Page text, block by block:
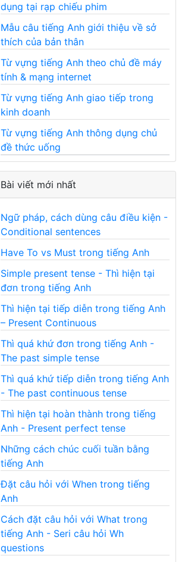
dụng tại rạp chiếu phim
Mẫu câu tiếng Anh giới thiệu về sở
thích của bản thân
Từ vựng tiếng Anh theo chủ đề máy
tính & mạng internet
Từ vựng tiếng Anh giao tiếp trong
kinh doanh
Từ vựng tiếng Anh thông dụng chủ
đề thức uống
Bài viết mới nhất
Ngữ pháp, cách dùng câu điều kiện -
Conditional sentences
Have To vs Must trong tiếng Anh
Simple present tense - Thì hiện tại
đơn trong tiếng Anh
Thì hiện tại tiếp diễn trong tiếng Anh
– Present Continuous
Thì quá khứ đơn trong tiếng Anh -
The past simple tense
Thì quá khứ tiếp diễn trong tiếng Anh
- The past continuous tense
Thì hiện tại hoàn thành trong tiếng
Anh - Present perfect tense
Những cách chúc cuối tuần bằng
tiếng Anh
Đặt câu hỏi với When trong tiếng
Anh
Cách đặt câu hỏi với What trong
tiếng Anh - Seri câu hỏi Wh
questions